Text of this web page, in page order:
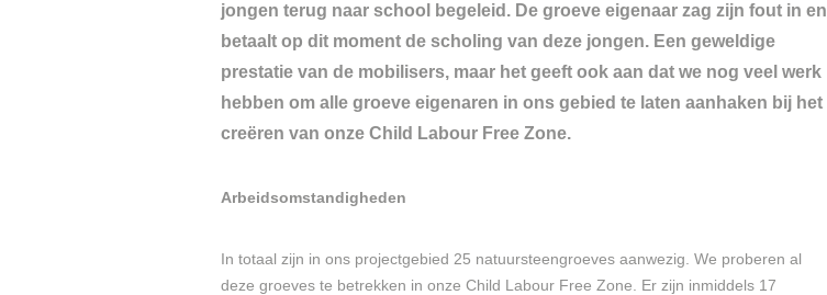
jongen terug naar school begeleid. De groeve eigenaar zag zijn fout in en
betaalt op dit moment de scholing van deze jongen. Een geweldige
prestatie van de mobilisers, maar het geeft ook aan dat we nog veel werk
hebben om alle groeve eigenaren in ons gebied te laten aanhaken bij het
creëren van onze Child Labour Free Zone.
Arbeidsomstandigheden
In totaal zijn in ons projectgebied 25 natuursteengroeves aanwezig. We proberen al
deze groeves te betrekken in onze Child Labour Free Zone. Er zijn inmiddels 17